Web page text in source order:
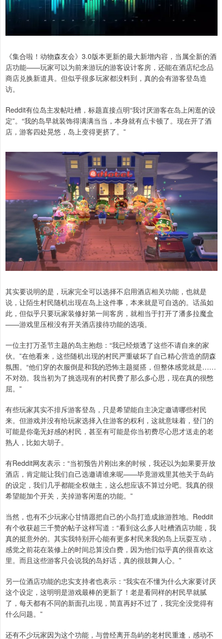
《集合啦！动物森友会》3.0版本更新的最大新增内容，当属全新的酒
店功能——玩家可以为前来游玩的游客设计客房，还能在酒店纪念品
商店兑换新道具。但似乎很多玩家都没料到，真的会有游客登岛造
访。
Reddit有位岛主发帖吐槽，标题直接点明“我讨厌游客在岛上闲逛的设
定”。“我的岛早就装饰得满满当当，本身就有点卡顿了。现在开了酒
店，游客四处晃悠，岛上变得更挤了。”
其实要说明的是，玩家完全可以选择不启用酒店相关功能，也就是
说，让陌生村民随机出现在岛上这件事，本来就是可自选的。话虽如
此，但似乎只要玩家装修好第一间客房，就相当于打开了潘多拉魔盒
——游戏里压根没有开关酒店接待功能的选项。
一位主打万圣节主题的岛主抱怨：“我已经烦透了这些不请自来的家
伙。”在他看来，这些随机出现的村民严重破坏了自己精心营造的阴森
氛围。“他们穿的衣服倒是和我的恐怖主题挺搭，但整体感觉就是……
不对劲。我当初为了挑选现有的村民费了那么多心思，现在真的很憋
屈。”
有些玩家其实不排斥游客登岛，只是希望能自主决定邀请哪些村民
来。但游戏并没有给玩家选择入住游客的权利，这就意味着，登门的
可能是你毫无好感的村民，甚至有可能是你当初费尽心思才送走的老
熟人，比如大胡子。
有Reddit网友表示：“当初预告片刚出来的时候，我还以为如果要开放
酒店，肯定能让我们自己选邀请谁来呢——毕竟游戏里其他关于岛屿
的设定，我们几乎都能全权做主，这么想应该不算过分吧。我真的很
希望能加个开关，关掉游客闲逛的功能。”
当然，也有不少玩家心甘情愿把自己的小岛打造成旅游胜地。Reddit
有个收获超三千赞的帖子这样写道：“看到这么多人吐槽酒店功能，我
真的挺意外的。其实我特别开心能有更多村民来我的岛上玩耍互动，
感觉之前花在装修上的时间总算没白费，因为他们似乎真的很喜欢这
里。而且这些游客只会说我的岛好话，真的很鼓舞人心。”
另一位酒店功能的忠实支持者也表示：“我实在不懂为什么大家要讨厌
这个设定，这明明是游戏最棒的更新了！老是看同样的村民早就腻
了，每天都有不同的新面孔出现，简直再好不过了，我完全没觉得有
什么问题。”
还有不少玩家因为这个功能，与曾经离开岛屿的老村民重逢，感动不